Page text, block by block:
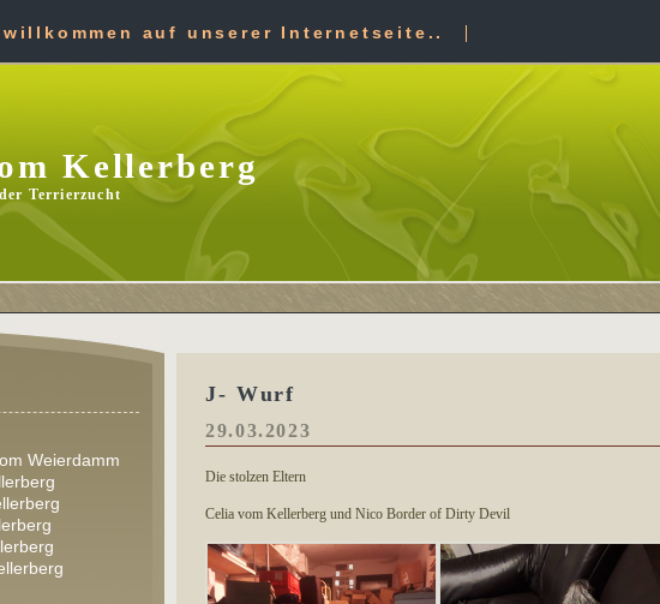
auf unserer Internetseite..
Kellerberg
Terrierzucht
J- Wurf
29.03.2023
Die stolzen Eltern
Celia vom Kellerberg und Nico Border of Dirty Devil
Weierdamm